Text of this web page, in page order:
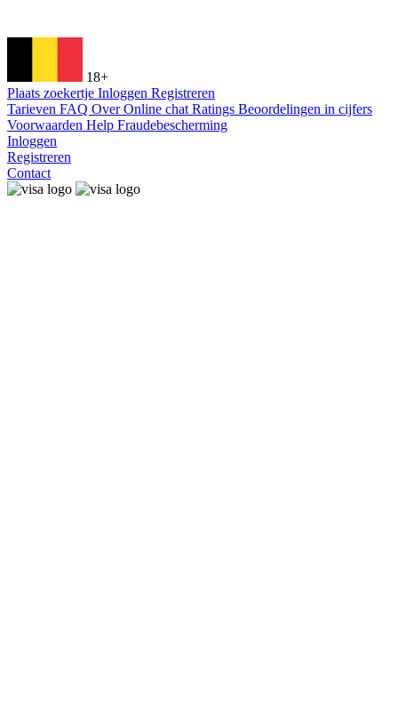
18+
Plaats zoekertje Inloggen Registreren
Tarieven FAQ OverOnline chat Ratings Beoordelingen in cijfers
Voorwaarden Help Fraudebescherming
Inloggen
Registreren
Contact